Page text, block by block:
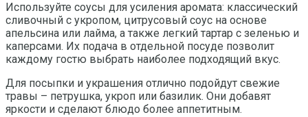
Используйте соусы для усиления аромата: классический
сливочный с укропом, цитрусовый соус на основе
апельсина или лайма, а также легкий тартар с зеленью и
каперсами. Их подача в отдельной посуде позволит
каждому гостю выбрать наиболее подходящий вкус.
Для посыпки и украшения отлично подойдут свежие
травы – петрушка, укроп или базилик. Они добавят
яркости и сделают блюдо более аппетитным.